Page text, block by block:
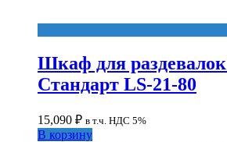
Шкаф для
Стандарт LS-21-80
15,090 ₽ в т.ч. НДС 5%
В корзину